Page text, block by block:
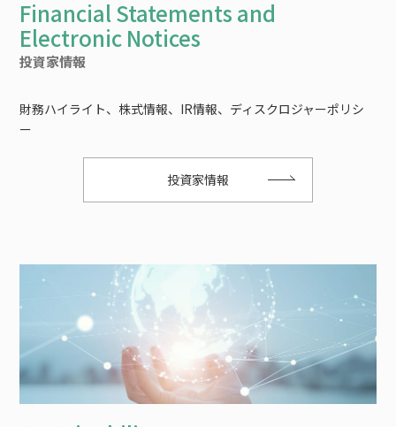
投資家情報
財務ハイライト、株式情報、IR情報、ディスクロジャーポリシ
ー
投資家情報